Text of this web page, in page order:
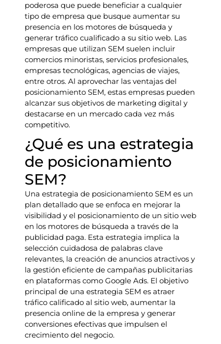
poderosa que puede beneficiar a cualquier
tipo de empresa que busque aumentar su
presencia en los motores de búsqueda y
generar tráfico cualificado a su sitio web. Las
empresas que utilizan SEM suelen incluir
comercios minoristas, servicios profesionales,
empresas tecnológicas, agencias de viajes,
entre otros. Al aprovechar las ventajas del
posicionamiento SEM, estas empresas pueden
alcanzar sus objetivos de marketing digital y
destacarse en un mercado cada vez más
competitivo.
¿Qué es una estrategia
de posicionamiento
SEM?
Una estrategia de posicionamiento SEM es un
plan detallado que se enfoca en mejorar la
visibilidad y el posicionamiento de un sitio web
en los motores de búsqueda a través de la
publicidad paga. Esta estrategia implica la
selección cuidadosa de palabras clave
relevantes, la creación de anuncios atractivos y
la gestión eficiente de campañas publicitarias
en plataformas como Google Ads. El objetivo
principal de una estrategia SEM es atraer
tráfico calificado al sitio web, aumentar la
presencia online de la empresa y generar
conversiones efectivas que impulsen el
crecimiento del negocio.